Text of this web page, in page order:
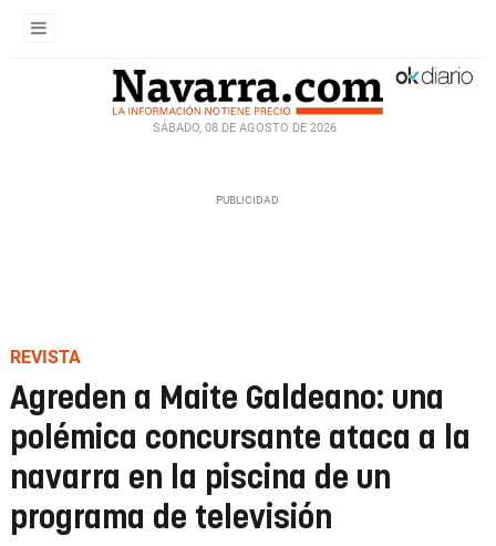
SÁBADO, 08 DE AGOSTO DE 2026
REVISTA
Agreden a Maite Galdeano: una
polémica concursante ataca a la
navarra en la piscina de un
programa de televisión